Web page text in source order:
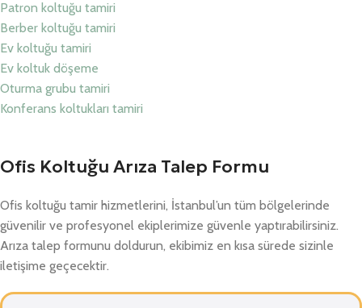
Patron koltuğu tamiri
Berber koltuğu tamiri
Ev koltuğu tamiri
Ev koltuk döşeme
Oturma grubu tamiri
Konferans koltukları tamiri
Ofis Koltuğu Arıza Talep Formu
Ofis koltuğu tamir hizmetlerini, İstanbul’un tüm bölgelerinde
güvenilir ve profesyonel ekiplerimize güvenle yaptırabilirsiniz.
Arıza talep formunu doldurun, ekibimiz en kısa sürede sizinle
iletişime geçecektir.